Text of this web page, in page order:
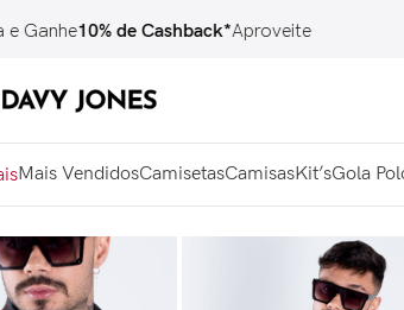
10% de Cashback*Aproveite
Mais VendidosCamisetasCamisasKit’sGola